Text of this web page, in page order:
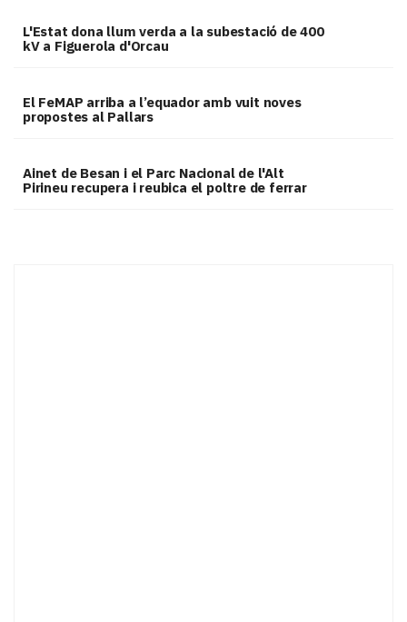
Lo
més
L'Estat dona llum verda a la subestació de 400
kV a Figuerola d'Orcau
El FeMAP arriba a l’equador amb vuit noves
propostes al Pallars
Ainet de Besan i el Parc Nacional de l'Alt
Pirineu recupera i reubica el poltre de ferrar